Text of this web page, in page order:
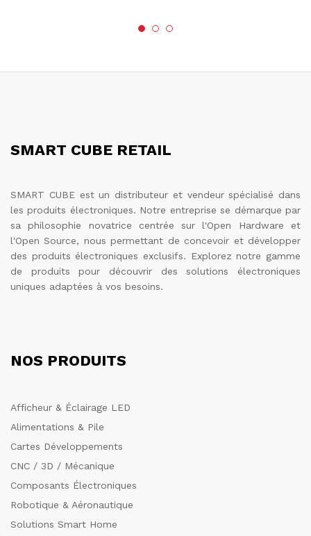
SMART CUBE RETAIL
SMART CUBE est un distributeur et vendeur spécialisé dans
les produits électroniques. Notre entreprise se démarque par
sa philosophie novatrice centrée sur l'Open Hardware et
l'Open Source, nous permettant de concevoir et développer
des produits électroniques exclusifs. Explorez notre gamme
de produits pour découvrir des solutions électroniques
uniques adaptées à vos besoins.
NOS PRODUITS
Afficheur & Éclairage LED
Alimentations & Pile
Cartes Développements
CNC / 3D / Mécanique
Composants Électroniques
Robotique & Aéronautique
Solutions Smart Home